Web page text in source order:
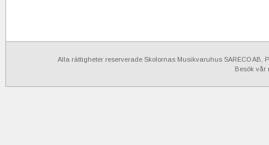
Alla rättigheter reserverade Skolornas Musikvaruhus SARECO AB,
Besök vår